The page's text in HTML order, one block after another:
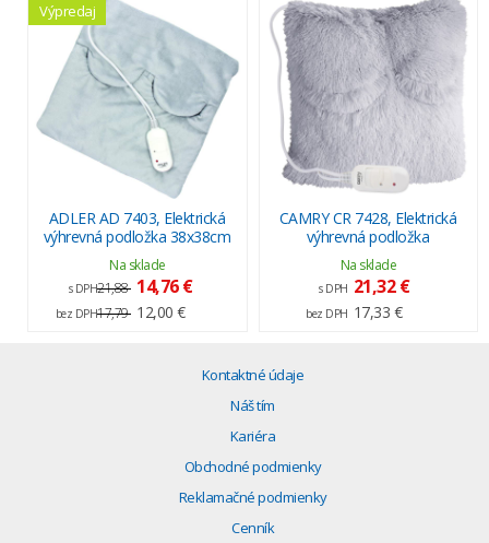
Výpredaj
ADLER AD 7403, Elektrická
výhrevná podložka 38x38cm
Na sklade
s DPH21,88 14,76 €
bez DPH17,79 12,00 €
CAMRY CR 7428, Elektrická
výhrevná podložka
Na sklade
s DPH 21,32 €
bez DPH 17,33 €
Kontaktné údaje
Náš tím
Kariéra
Obchodné podmienky
Reklamačné podmienky
Cenník